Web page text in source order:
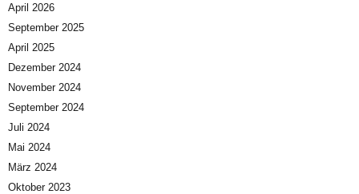
April 2026
September 2025
April 2025
Dezember 2024
November 2024
September 2024
Juli 2024
Mai 2024
März 2024
Oktober 2023